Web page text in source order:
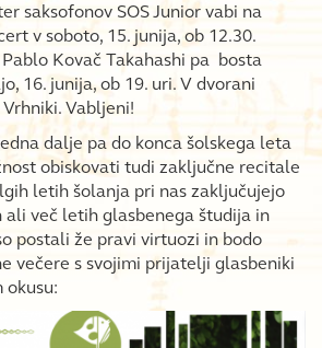
saksofonov SOS Junior vabi na
v soboto, 15. junija, ob 12.30.
Kovač Takahashi pa bosta
16. junija, ob 19. uri. V dvorani
Vabljeni!
dalje pa do konca šolskega leta
obiskovati tudi zaključne recitale
letih šolanja pri nas zaključujejo
ali več letih glasbenega študija in
postali že pravi virtuozi in bodo
večere s svojimi prijatelji glasbeniki
okusu: